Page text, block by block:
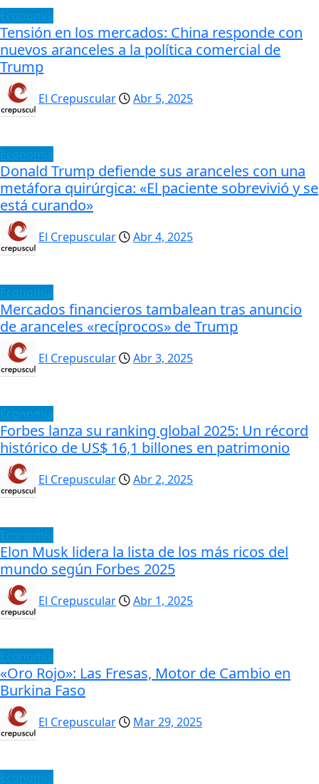
Tensión en los mercados: China responde con
nuevos aranceles a la política comercial de
Trump
El Crepuscular Abr 5, 2025
Donald Trump defiende sus aranceles con una
metáfora quirúrgica: «El paciente sobrevivió y se
está curando»
El Crepuscular Abr 4, 2025
Mercados financieros tambalean tras anuncio
de aranceles «recíprocos» de Trump
El Crepuscular Abr 3, 2025
Forbes lanza su ranking global 2025: Un récord
histórico de US$ 16,1 billones en patrimonio
El Crepuscular Abr 2, 2025
Elon Musk lidera la lista de los más ricos del
mundo según Forbes 2025
El Crepuscular Abr 1, 2025
«Oro Rojo»: Las Fresas, Motor de Cambio en
Burkina Faso
El Crepuscular Mar 29, 2025